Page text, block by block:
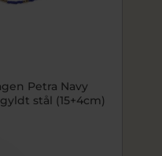
Petra Navy
stål (15+4cm)